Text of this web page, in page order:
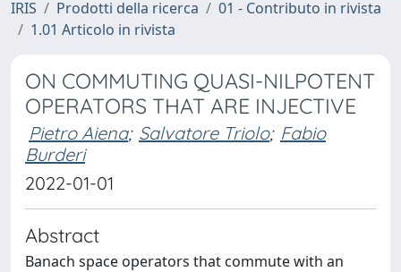
IRIS Prodotti della ricerca
01 - Contributo in rivista
1.01 Articolo in rivista
ON COMMUTING QUASI-NILPOTENT
OPERATORS THAT ARE INJECTIVE
Pietro Aiena; Salvatore Triolo; Fabio
Burderi
2022-01-01
Abstract
Banach space operators that commute with an